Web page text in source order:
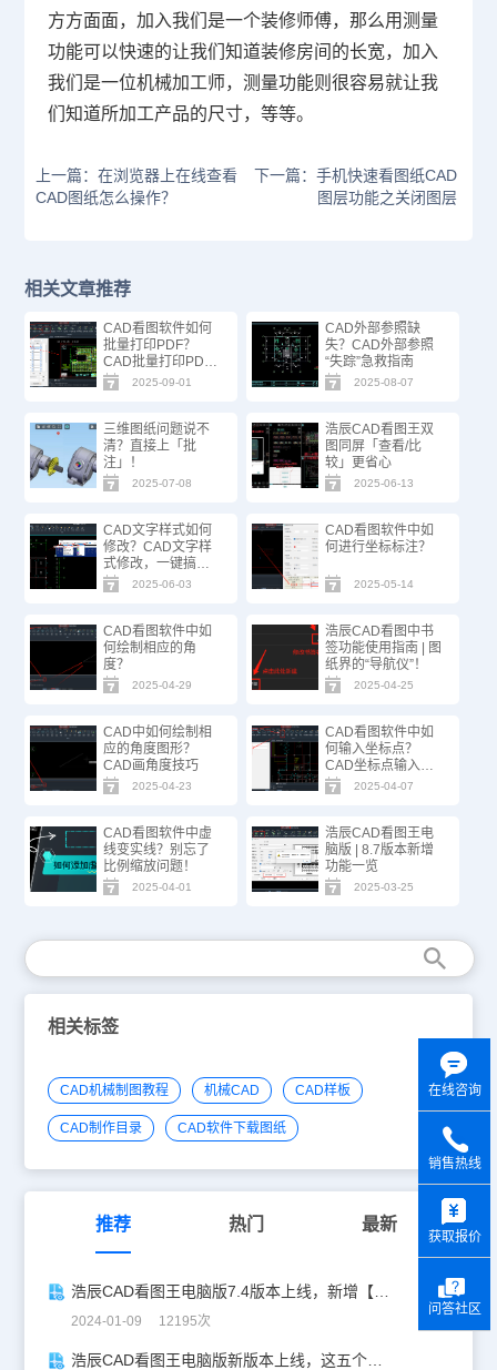
方方面面，加入我们是一个装修师傅，那么用测量
功能可以快速的让我们知道装修房间的长宽，加入
我们是一位机械加工师，测量功能则很容易就让我
们知道所加工产品的尺寸，等等。
上一篇：在浏览器上在线查看
CAD图纸怎么操作？
下一篇：手机快速看图纸CAD
图层功能之关闭图层
相关文章推荐
CAD看图软件如何
批量打印PDF？
CAD批量打印PDF
方法技巧！
2025-09-01
CAD外部参照缺
失？CAD外部参照
“失踪”急救指南
2025-08-07
三维图纸问题说不
清？直接上「批
注」！
2025-07-08
浩辰CAD看图王双
图同屏「查看/比
较」更省心
2025-06-13
CAD文字样式如何
修改？CAD文字样
式修改，一键搞
定！
2025-06-03
CAD看图软件中如
何进行坐标标注？
2025-05-14
CAD看图软件中如
何绘制相应的角
度？
2025-04-29
浩辰CAD看图中书
签功能使用指南 | 图
纸界的“导航仪”！
2025-04-25
CAD中如何绘制相
应的角度图形？
CAD画角度技巧
2025-04-23
CAD看图软件中如
何输入坐标点？
CAD坐标点输入技
巧
2025-04-07
CAD看图软件中虚
线变实线？别忘了
比例缩放问题！
2025-04-01
浩辰CAD看图王电
脑版 | 8.7版本新增
功能一览
2025-03-25
相关标签
CAD机械制图教程 机械CAD CAD样板
CAD制作目录 CAD软件下载图纸
推荐 热门 最新
浩辰CAD看图王电脑版7.4版本上线，新增【坐标系切换】功能！
2024-01-09 12195次
浩辰CAD看图王电脑版新版本上线，这五个新功能你一定要知道！
在线咨询
销售热线
获取报价
问答社区